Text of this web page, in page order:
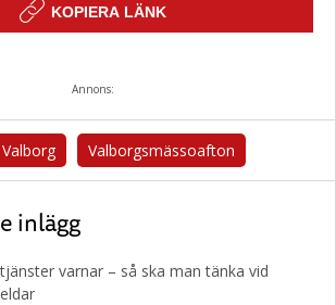
KOPIERA LÄNK
Annons:
Valborg Valborgsmässoafton
inlägg
varnar – så ska man tänka vid